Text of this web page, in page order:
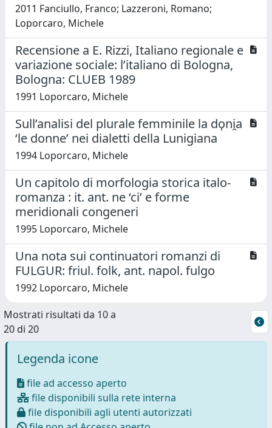
2011 Fanciullo, Franco; Lazzeroni, Romano;
Loporcaro, Michele
Recensione a E. Rizzi, Italiano regionale e
variazione sociale: l’italiano di Bologna,
Bologna: CLUEB 1989
1991 Loporcaro, Michele
Sull’analisi del plurale femminile la do̜ni̯a
‘le donne’ nei dialetti della Lunigiana
1994 Loporcaro, Michele
Un capitolo di morfologia storica italo-
romanza : it. ant. ne ‘ci’ e forme
meridionali congeneri
1995 Loporcaro, Michele
Una nota sui continuatori romanzi di
FULGUR: friul. folk, ant. napol. fulgo
1992 Loporcaro, Michele
Mostrati risultati da 10 a
20 di 20
Legenda icone
file ad accesso aperto
file disponibili sulla rete interna
file disponibili agli utenti autorizzati